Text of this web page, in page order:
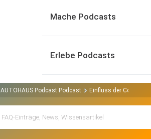
Mache Podcasts
Erlebe Podcasts
AUTOHAUS Podcast Podcast Einfluss der Corona-